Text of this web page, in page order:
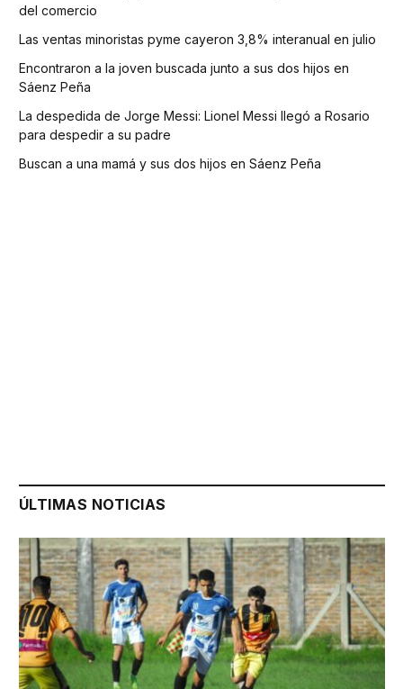
del comercio
Las ventas minoristas pyme cayeron 3,8% interanual en julio
Encontraron a la joven buscada junto a sus dos hijos en
Sáenz Peña
La despedida de Jorge Messi: Lionel Messi llegó a Rosario
para despedir a su padre
Buscan a una mamá y sus dos hijos en Sáenz Peña
ÚLTIMAS NOTICIAS